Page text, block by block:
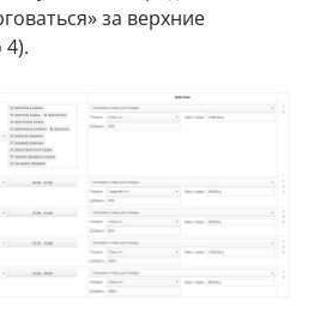
за верхние